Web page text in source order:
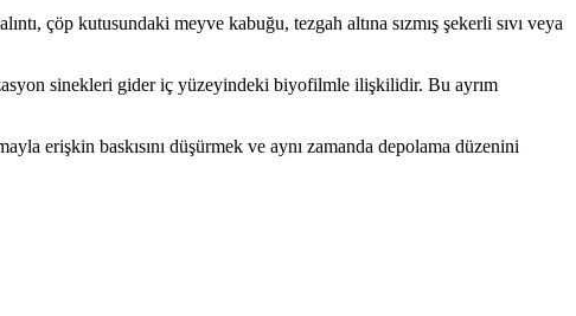
çöp kutusundaki meyve kabuğu, tezgah altına sızmış şekerli sıvı veya
sinekleri gider iç yüzeyindeki biyofilmle ilişkilidir. Bu ayrım
erişkin baskısını düşürmek ve aynı zamanda depolama düzenini